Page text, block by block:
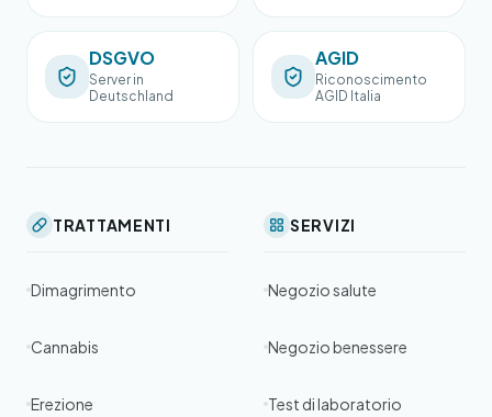
DSGVO
Server in
Deutschland
AGID
Riconoscimento
AGID Italia
TRATTAMENTI
Dimagrimento
Cannabis
Erezione
SERVIZI
Negozio salute
Negozio benessere
Test di laboratorio